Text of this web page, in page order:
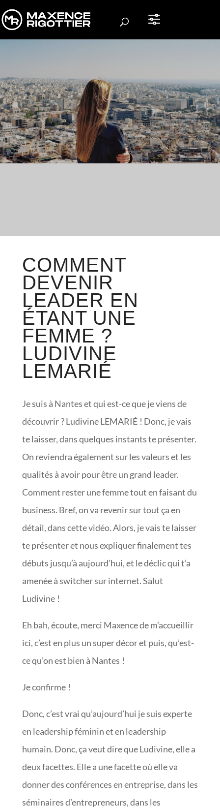
COMMENT
DEVENIR
LEADER EN
ÉTANT UNE
FEMME ?
LUDIVINE
LEMARIÉ
Je suis à Nantes et qui est-ce que je viens de
découvrir ? Ludivine LEMARIÉ ! Donc, je vais
te laisser, dans quelques instants te présenter.
On reviendra également sur les valeurs et les
qualités à avoir pour être un grand leader.
Comment rester une femme tout en faisant du
business. Bref, on va revenir sur tout ça en
détail, dans cette vidéo. Alors, je vais te laisser
te présenter et nous expliquer finalement tes
débuts jusqu’à aujourd’hui, et le déclic qui t’a
amenée à switcher sur internet. Salut
Ludivine !
Eh bah, écoute, merci Maxence de m’accueillir
ici, c’est en plus un super décor et puis, qu’est-
ce qu’on est bien à Nantes !
Je confirme !
Donc, c’est vrai qu’aujourd’hui je suis experte
en leadership féminin et en leadership
humain. Donc, ça veut dire que Ludivine, elle a
deux facettes. Elle a une facette où elle va
donner des conférences en entreprise, dans les
séminaires d’entrepreneurs, dans les